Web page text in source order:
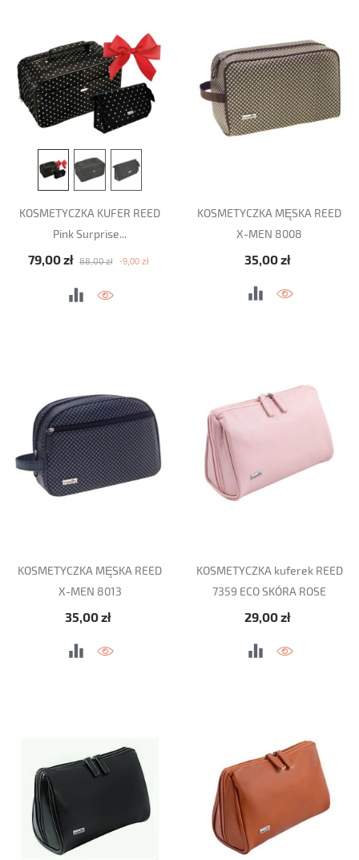
KOSMETYCZKA KUFER REED
Pink Surprise...
Cena podstawowa
88,00 zł -9,00 zł
Cena
79,00 zł
KOSMETYCZKA MĘSKA REED
X-MEN 8008
Cena
35,00 zł
KOSMETYCZKA MĘSKA REED
X-MEN 8013
Cena
35,00 zł
KOSMETYCZKA kuferek REED
7359 ECO SKÓRA ROSE
Cena
29,00 zł